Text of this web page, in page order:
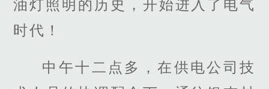
油灯照明的历史，开始进入了电气
时代！
中午十二点多，在供电公司技